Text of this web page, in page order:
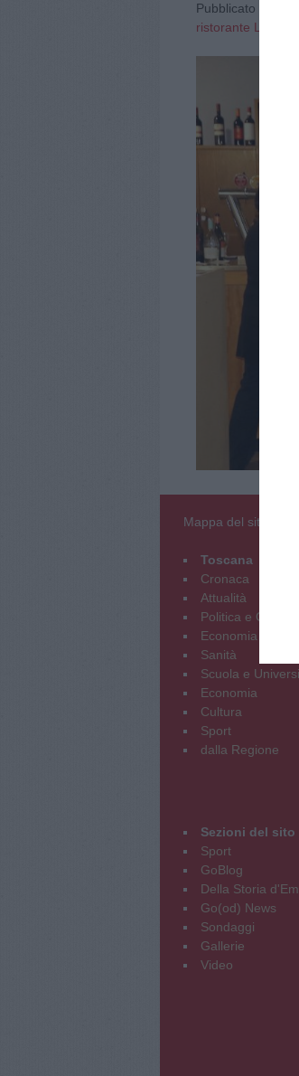
Pubblicato il 14
ristorante Le
Mappa del sito
Toscana
Cronaca
Attualità
Politica e Opinioni
Economia e
Sanità
Scuola e
Economia
Cultura
Sport
dalla Regione
Sezioni del sito
Sport
GoBlog
Della Storia
Go(od) News
Sondaggi
Gallerie
Video